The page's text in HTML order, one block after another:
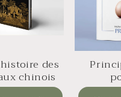
de la
poule